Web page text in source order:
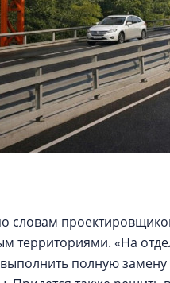
словам
территориями. «На
выполнить полную